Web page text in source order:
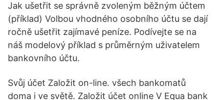
Jak ušetřit se správně zvoleným běžným účtem
(příklad) Volbou vhodného osobního účtu se dají
ročně ušetřit zajímavé peníze. Podívejte se na
náš modelový příklad s průměrným uživatelem
bankovního účtu.
Svůj účet Založit on-line. všech bankomatů
doma i ve světě. Založit účet online V Equa bank